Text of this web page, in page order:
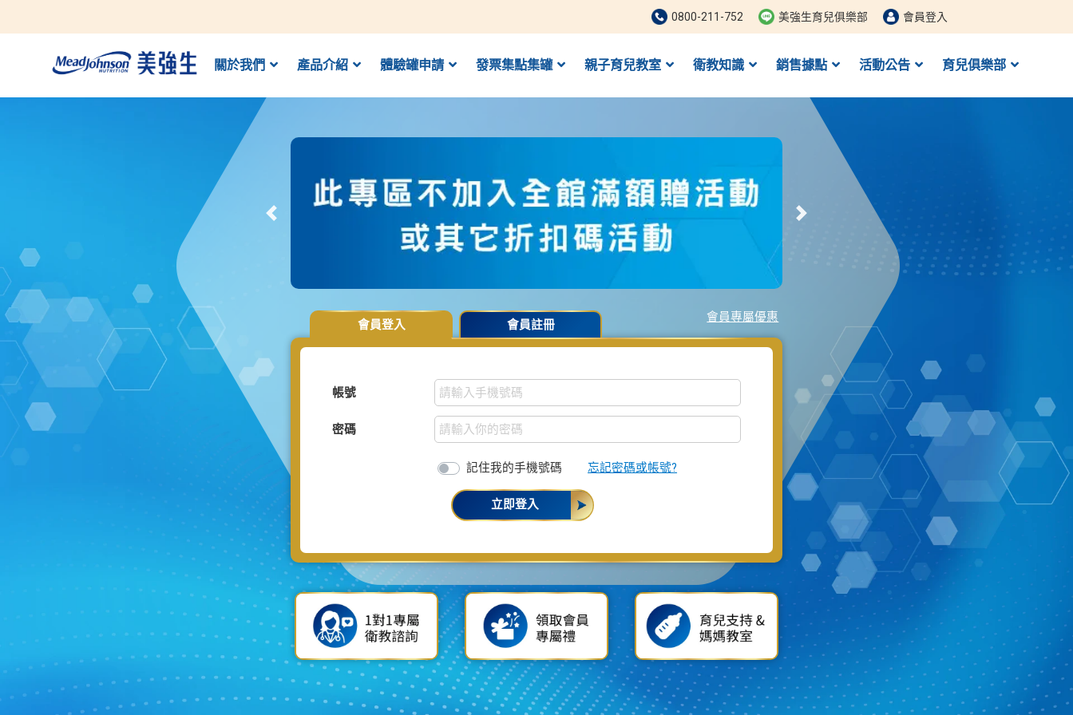
0800-211-752 美強生育兒俱樂部 會員登入
關於我們 產品介紹 體驗罐申請 發票集點集罐 親子育兒教室 衛教知識 銷售據點 活動公告 育兒俱樂部
Previous Next
會員專屬優惠
會員登入 會員註冊
帳號
密碼
記住我的手機號碼 忘記密碼或帳號?
立即登入